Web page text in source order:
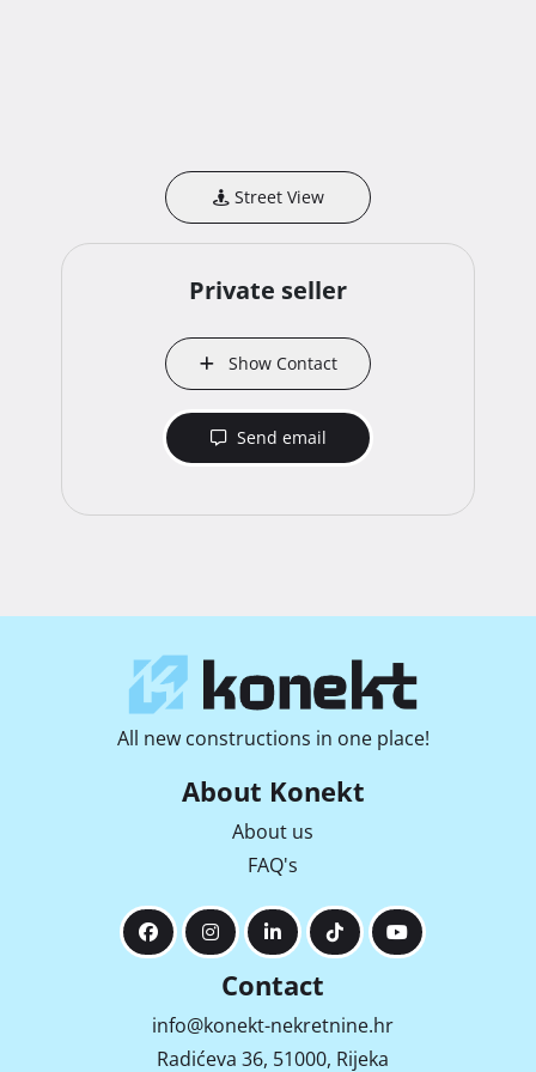
Street View
Private seller
Show Contact
Send email
All new constructions in one place!
About Konekt
About us
FAQ's
Contact
info@konekt-nekretnine.hr
Radićeva 36, 51000, Rijeka